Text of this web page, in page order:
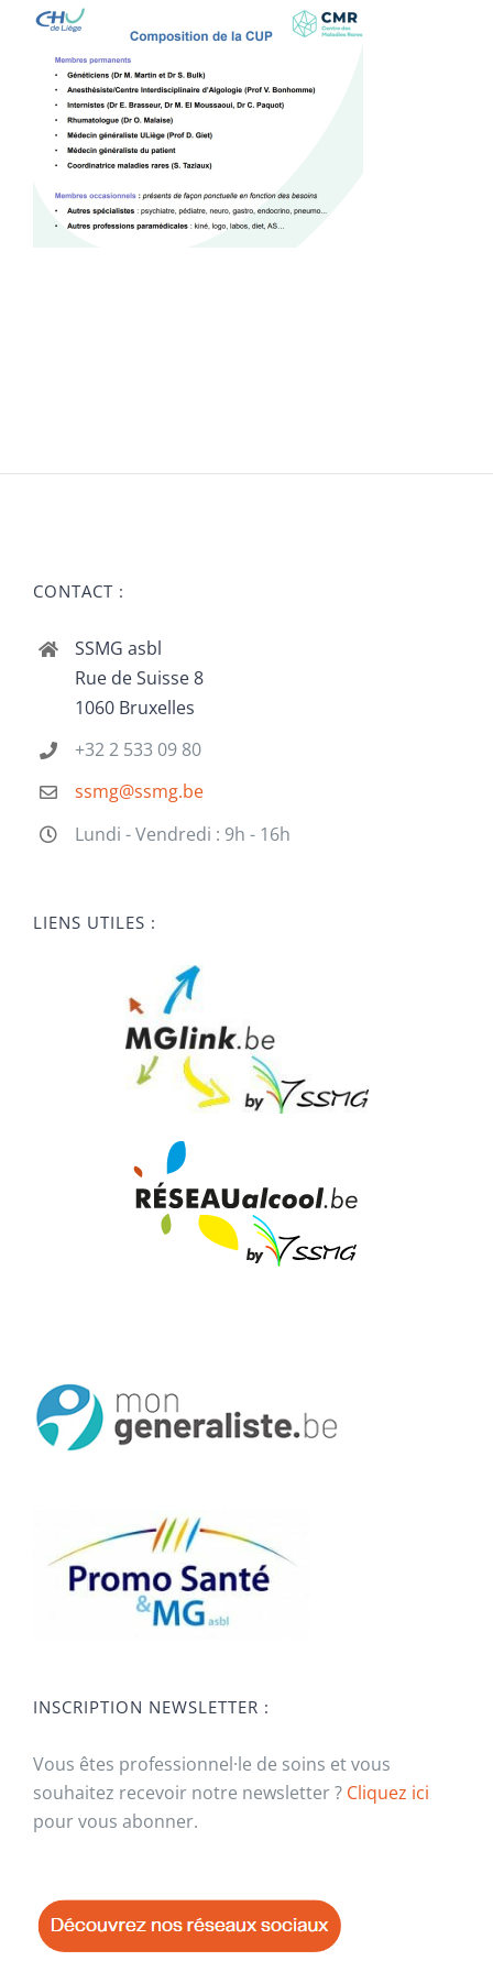
CONTACT :
SSMG asbl
Rue de Suisse 8
1060 Bruxelles
+32 2 533 09 80
ssmg@ssmg.be
Lundi - Vendredi : 9h - 16h
LIENS UTILES :
INSCRIPTION NEWSLETTER :
Vous êtes professionnel·le de soins et vous
souhaitez recevoir notre newsletter ? Cliquez ici
pour vous abonner.